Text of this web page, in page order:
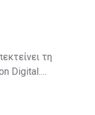
τη
Digital.